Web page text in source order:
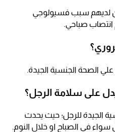
لديهم سبب فسيولوجي
صباحي.
الصحة الجنسية الجيدة.
على سلامة الرجل؟
الجيدة للرجل؛ حيث يحدث
سواء في الصباح او خلال النوم.